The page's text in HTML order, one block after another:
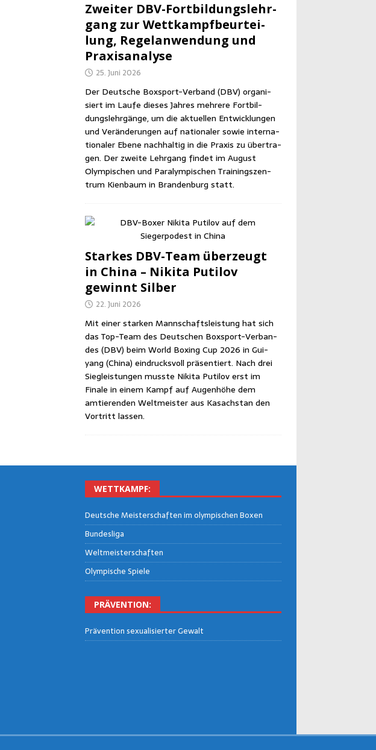
Zwei­ter DBV-Fort­bil­dungs­lehr­
gang zur Wett­kampf­be­ur­tei­
lung, Regel­an­wen­dung und
Praxisanalyse
25. Juni 2026
Der Deut­sche Box­sport-Ver­band (DBV) orga­ni­
siert im Lau­fe die­ses Jah­res meh­re­re Fort­bil­
dungs­lehr­gän­ge, um die aktu­el­len Ent­wick­lun­gen
und Ver­än­de­run­gen auf natio­na­ler sowie inter­na­
tio­na­ler Ebe­ne nach­hal­tig in die Pra­xis zu über­tra­
gen. Der zwei­te Lehr­gang fin­det im August
Olym­pi­schen und Para­lym­pi­schen Trai­nings­zen­
trum Kien­baum in Bran­den­burg statt.
Star­kes DBV-Team über­zeugt
in Chi­na – Niki­ta Puti­l­ov
gewinnt Silber
22. Juni 2026
Mit einer star­ken Mann­schafts­leis­tung hat sich
das Top-Team des Deut­schen Box­sport-Ver­ban­
des (DBV) beim World Boxing Cup 2026 in Gui­
yang (Chi­na) ein­drucks­voll prä­sen­tiert. Nach drei
Sieg­leis­tun­gen muss­te Niki­ta Puti­l­ov erst im
Fina­le in einem Kampf auf Augen­hö­he dem
amtie­ren­den Welt­meis­ter aus Kasach­stan den
Vor­tritt lassen.
WETT­KAMPF:
Deut­sche Meis­ter­schaf­ten im olym­pi­schen Boxen
Bun­des­li­ga
Welt­meis­ter­schaf­ten
Olym­pi­sche Spiele
PRÄ­VEN­TI­ON:
Prä­ven­ti­on sexua­li­sier­ter Gewalt